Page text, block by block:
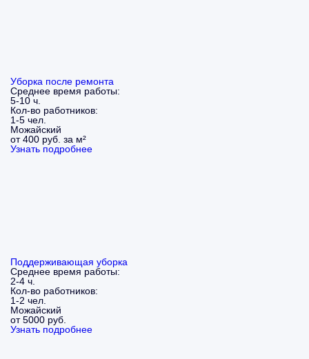
Уборка после ремонта
Среднее время работы:
5-10 ч.
Кол-во работников:
1-5 чел.
Можайский
от 400 руб. за м²
Узнать подробнее
Поддерживающая уборка
Среднее время работы:
2-4 ч.
Кол-во работников:
1-2 чел.
Можайский
от 5000 руб.
Узнать подробнее